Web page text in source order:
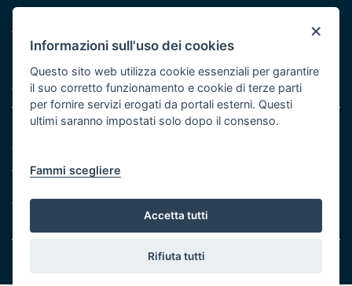
Protezione civile
Vai al sito di Protezione Civile Puglia
Iniziativa finanziata con risorse del POR Puglia 2014/2020 -
Asse XI
Note legali
Cookie e privacy
Atti di notifica
Servizi Intranet
© Regione Puglia
×
Informazioni sull'uso dei cookies
Questo sito web utilizza cookie essenziali per garantire
il suo corretto funzionamento e cookie di terze parti
per fornire servizi erogati da portali esterni. Questi
ultimi saranno impostati solo dopo il consenso.
Fammi scegliere
Accetta tutti
Rifiuta tutti